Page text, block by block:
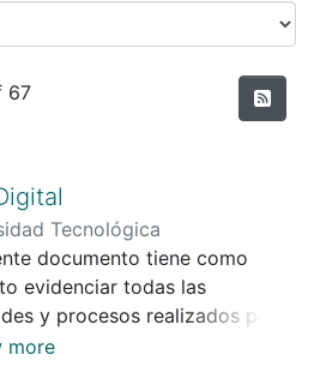
67
Tecnológica
UNITEC,2025-09-03
Vallecillo Peña ;Ingrid
documento tiene como
evidenciar todas las
y procesos realizados por
durante su experiencia en
more